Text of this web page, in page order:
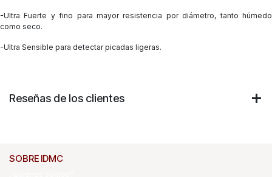
-Ultra Fuerte y fino para mayor resistencia por diámetro, tanto húmedo
como seco.
-Ultra Sensible para detectar picadas ligeras.
Reseñas de los clientes
SOBRE IDMC